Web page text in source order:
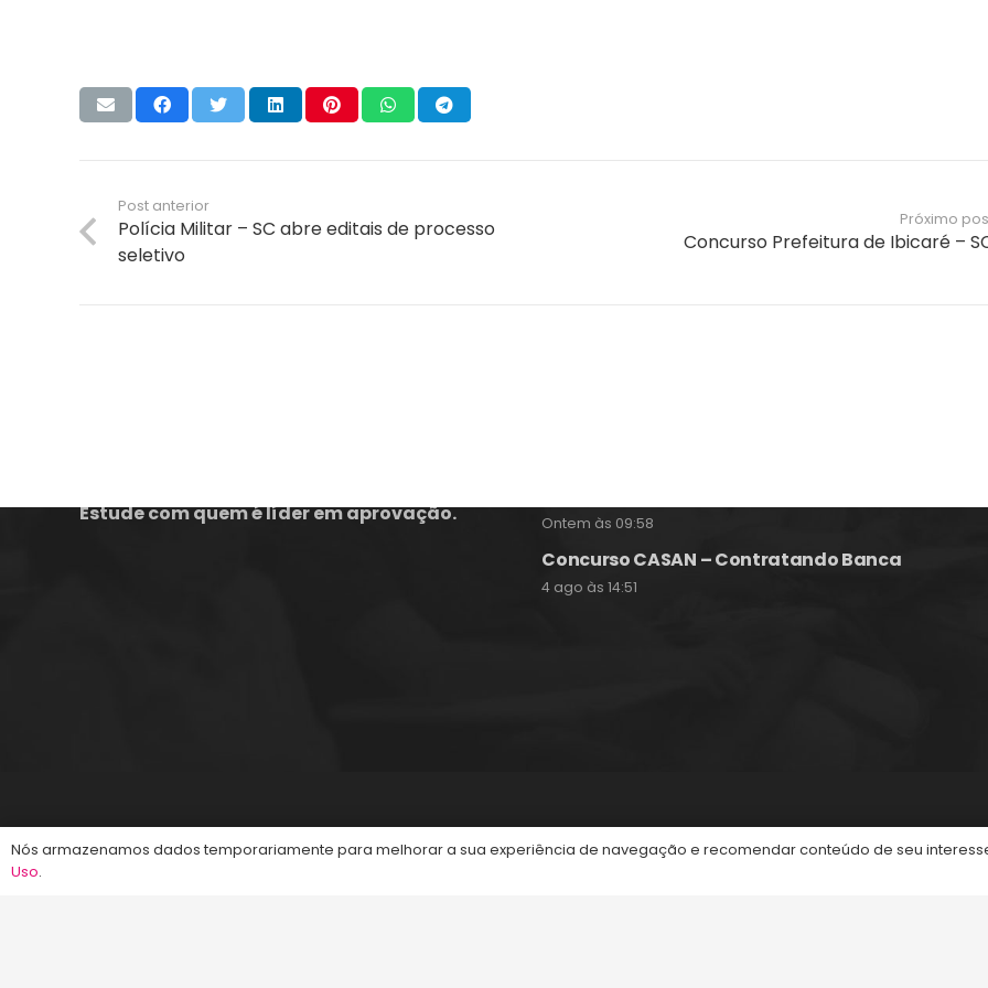
Post anterior
Polícia Militar – SC abre editais de processo
seletivo
Próximo
Concurso Prefeitura de Ibicaré –
Estude com quem é líder em aprovação. Ontem às 09:58
Concurso CASAN – Contratando Banca
4 ago às 14:51
©2013-2024Energia Concursos. Todos os direitos reservados.
Nós armazenamos dados temporariamente para melhorar a sua experiência de navegação e recomendar conteúdo de seu
Uso.